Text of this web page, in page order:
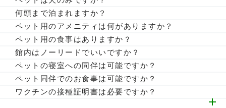
犬、猫、ウサギ、鳥などが宿泊可能です。ペット同伴可能な
お部屋タイプでご予約ください。その他のペットに関しまし
ては、お問い合わせください。
何頭まで泊まれますか？
頭数制限は設けておりません。
ペット用のアメニティは何がありますか？
客室内常備：ペットゲージ（中型犬サイズ）・お皿1セット
（水用、ごはん用）
※2頭目以降のお皿はご持参ください・トイレシート・お掃
除グッズ（コロコロ・クイックルワイパー）・わんちゃん用
ゴミ箱
フロントでのお渡し：ウェットティッシュ・わんこ用おやつ
ペット用の食事はありますか？
オプションにてワンちゃん用のお食事とケーキのご用意がご
ざいます。
館内はノーリードでいいですか？
パブリックスペースではリードやキャリーバッグなどのご利
用をお願いいたします。ペットが苦手な方もいらっしゃいま
すので、ご協力をお願いいたします。
ペットの寝室への同伴は可能ですか？
寝室へのワンちゃんのご入室はできません。施設や寝具に汚
損等が生じた場合、クリーニング・修理費用をご請求させて
ペット同伴でのお食事は可能ですか？
ペット専用のお部屋では可能です。レストランは①朝食会場
のル・ロージェ（テラス席） ②夕食のBBQ会場のみ可能
ワクチンの接種証明書は必要ですか？
特に必要ありません。事前に施設ご利用にあたっての同意書